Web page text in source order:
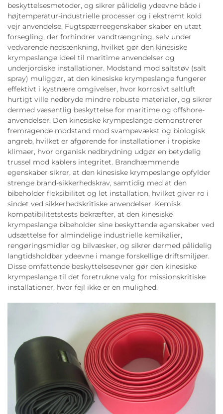
beskyttelsesmetoder, og sikrer pålidelig ydeevne både i
højtemperatur-industrielle processer og i ekstremt kold
vejr anvendelse. Fugtspærreegenskaber skaber en utæt
forsegling, der forhindrer vandtrængning, selv under
vedvarende nedsænkning, hvilket gør den kinesiske
krympeslange ideel til maritime anvendelser og
underjordiske installationer. Modstand mod saltstøv (salt
spray) muliggør, at den kinesiske krympeslange fungerer
effektivt i kystnære omgivelser, hvor korrosivt saltluft
hurtigt ville nedbryde mindre robuste materialer, og sikrer
dermed væsentlig beskyttelse for maritime og offshore-
anvendelser. Den kinesiske krympeslange demonstrerer
fremragende modstand mod svampevækst og biologisk
angreb, hvilket er afgørende for installationer i tropiske
klimaer, hvor organisk nedbrydning udgør en betydelig
trussel mod kablers integritet. Brandhæmmende
egenskaber sikrer, at den kinesiske krympeslange opfylder
strenge brand-sikkerhedskrav, samtidig med at den
bibeholder fleksibilitet og let installation, hvilket giver ro i
sindet ved sikkerhedskritiske anvendelser. Kemisk
kompatibilitetstests bekræfter, at den kinesiske
krympeslange bibeholder sine beskyttende egenskaber ved
udsættelse for almindelige industrielle kemikalier,
rengøringsmidler og bilvæsker, og sikrer dermed pålidelig
langtidsholdbar ydeevne i mange forskellige driftsmiljøer.
Disse omfattende beskyttelsesevner gør den kinesiske
krympeslange til det foretrukne valg for missionskritiske
installationer, hvor fejl ikke er en mulighed.